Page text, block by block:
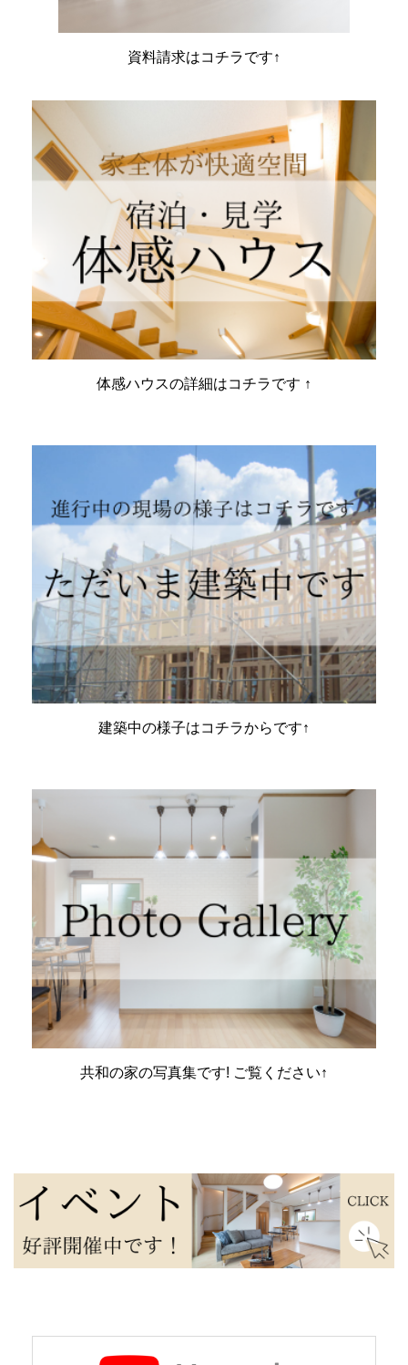
資料請求はコチラです↑
体感ハウスの詳細はコチラです ↑
建築中の様子はコチラからです↑
共和の家の写真集です! ご覧ください↑